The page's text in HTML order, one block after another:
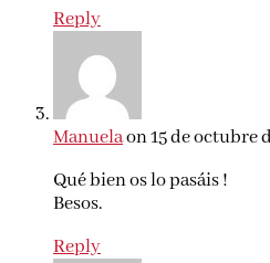
Reply
Manuelaon 15 de octubre
Qué bien os lo pasáis !
Besos.
Reply